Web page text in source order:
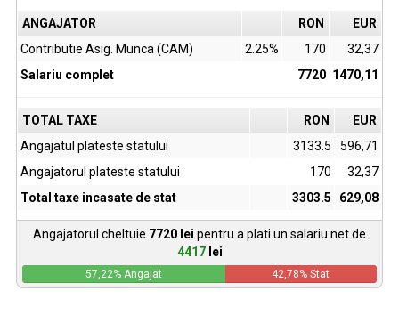
ANGAJATOR RON
EUR
Contributie Asig. Munca (CAM)
2.25% 170
32,37
Salariu complet
7720 1470,11
TOTAL TAXE RON
EUR
Angajatul plateste statului
3133.5
596,71
Angajatorul plateste statului
170
32,37
Total taxe incasate de stat
3303.5 629,08
Angajatorul cheltuie 7720 lei pentru a plati un salariu net de
4417 lei
57,22% Angajat 42,78% Stat